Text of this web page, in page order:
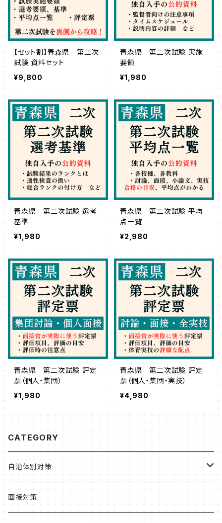
【セット割】青森県 第二次
試験 資料セット
¥9,800
青森県 第二次試験 実施
要領
¥1,980
青森県 第二次試験 選考
基準
¥1,980
青森県 第二次試験 平均
点一覧
¥2,980
青森県 第二次試験 評定
票（個人・集団）
¥1,980
青森県 第二次試験 評定
票（個人・集団・実技）
¥4,980
CATEGORY
自治体別対策
北海道・東北
面接対策